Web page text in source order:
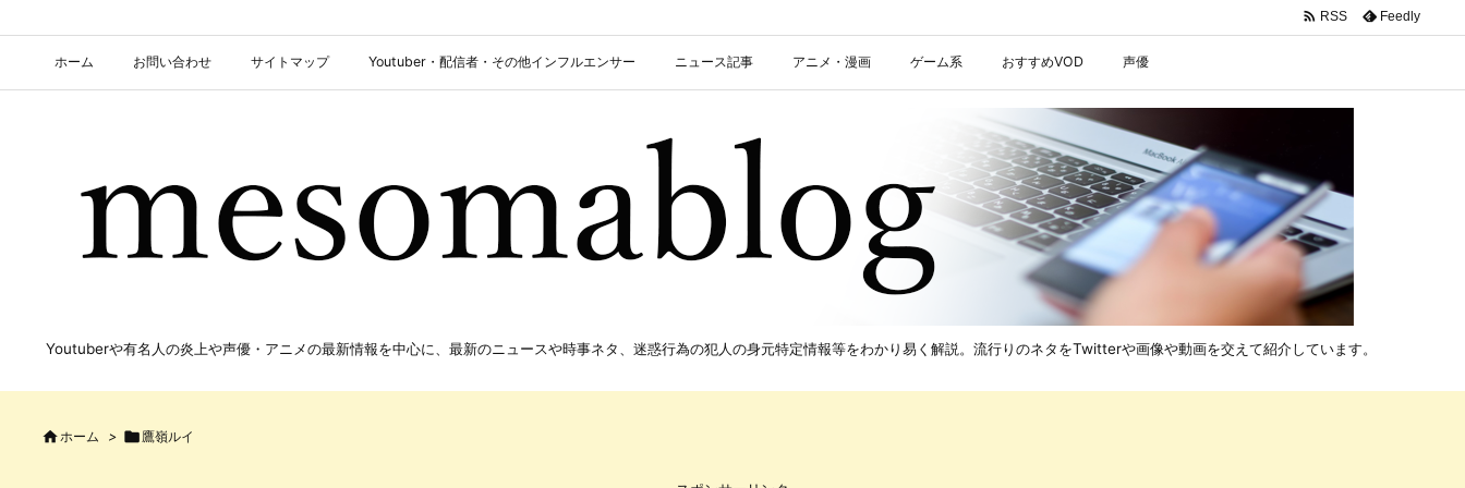
ホーム お問い合わせ サイトマップ Youtuber・配信者・その他インフルエンサー ニュース記事 アニメ・漫画 ゲーム系 おすすめVOD 声優
 RSS Feedly
Youtuberや有名人の炎上や声優・アニメの最新情報を中心に、最新のニュースや時事ネタ、迷惑行為の犯人の身元特定情報等をわかり易く解説。流行りのネタをTwitterや画像や動画を交えて紹介しています。
 ホーム >  鷹嶺ルイ